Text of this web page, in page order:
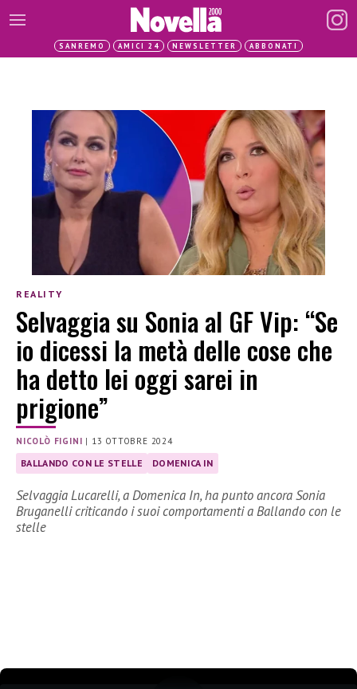
SANREMO AMICI 24 NEWSLETTER ABBONATI
REALITY
Selvaggia su Sonia al GF Vip: “Se
io dicessi la metà delle cose che
ha detto lei oggi sarei in
prigione”
NICOLÒ FIGINI | 13 OTTOBRE 2024
BALLANDO CON LE STELLE DOMENICA IN
Selvaggia Lucarelli, a Domenica In, ha punto ancora Sonia
Bruganelli criticando i suoi comportamenti a Ballando con le
stelle